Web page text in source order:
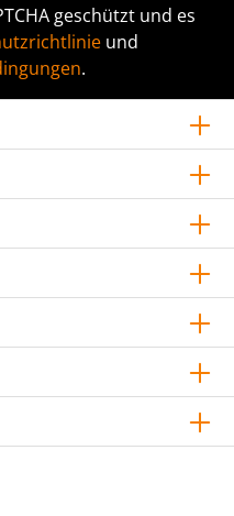
geschützt und es
und
.